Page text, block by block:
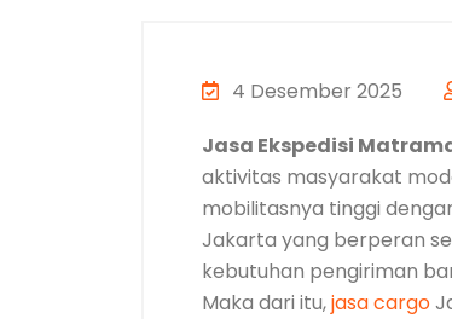
4 Desember 2025
Jasa Ekspedisi
aktivitas masyarakat
mobilitasnya tinggi
Jakarta yang berperan
kebutuhan pengiriman
Maka dari itu,jasa cargo